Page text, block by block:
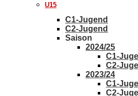
U15
C1-Jugend
C2-Jugend
Saison
2024/25
C1-
C2-
2023/24
C1-
C2-